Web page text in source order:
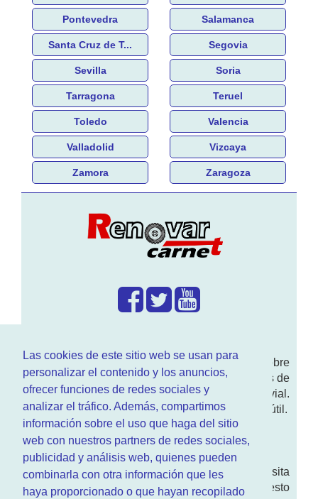
Las cookies de este sitio web se usan para
personalizar el contenido y los anuncios,
ofrecer funciones de redes sociales y
analizar el tráfico. Además, compartimos
información sobre el uso que haga del sitio
web con nuestros partners de redes sociales,
publicidad y análisis web, quienes pueden
combinarla con otra información que les
haya proporcionado o que hayan recopilado
Pontevedra Salamanca
Santa Cruz de T... Segovia
Sevilla Soria
Tarragona Teruel
Toledo Valencia
Valladolid Vizcaya
Zamora Zaragoza
Enwww.RenovarCarnet.comTe contamos sobre
larenovación del permisode conducir, noticias de
actualidad motor y sobre todo seguridad vial.
Ademas tenemos todo tipo de información DGT útil.
¿Quienes somos?
Quieres saber quien mantiene la pagina, visita
nuestrasección de contacto. Aquí tienes nuesto